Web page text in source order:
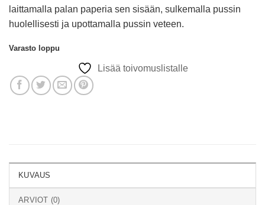
laittamalla palan paperia sen sisään, sulkemalla pussin
huolellisesti ja upottamalla pussin veteen.
Varasto loppu
Lisää toivomuslistalle
KUVAUS
ARVIOT (0)